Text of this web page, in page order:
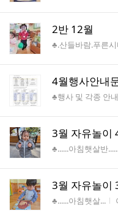
2반 12월
게시판명
♣.산들바람.푸른
4월행사안내
게시판명
♣행사 및 각종 안
3월 자유놀이
게시판명
♣......아침햇살반
3월 자유놀이
게시판명
♣......아침햇살...